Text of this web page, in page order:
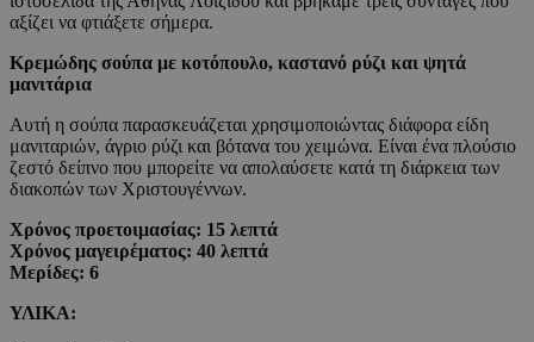
αξίζει να φτιάξετε σήμερα.
Κρεμώδης σούπα με κοτόπουλο, καστανό ρύζι και ψητά
μανιτάρια
Αυτή η σούπα παρασκευάζεται χρησιμοποιώντας διάφορα είδη
μανιταριών, άγριο ρύζι και βότανα του χειμώνα. Είναι ένα πλούσιο
ζεστό δείπνο που μπορείτε να απολαύσετε κατά τη διάρκεια των
διακοπών των Χριστουγέννων.
Χρόνος προετοιμασίας: 15 λεπτά
Χρόνος μαγειρέματος: 40 λεπτά
Μερίδες: 6
ΥΛΙΚΑ: